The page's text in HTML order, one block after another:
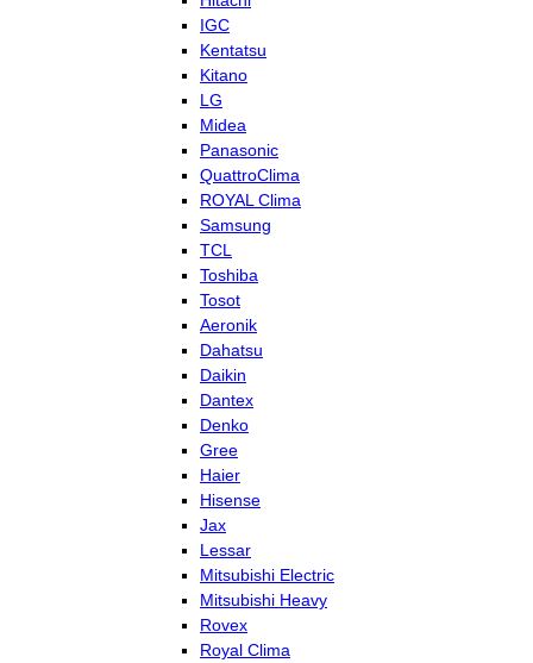
IGC
Kentatsu
Kitano
LG
Midea
Panasonic
QuattroClima
ROYAL Clima
Samsung
TCL
Toshiba
Tosot
Aeronik
Dahatsu
Daikin
Dantex
Denko
Gree
Haier
Hisense
Jax
Lessar
Mitsubishi Electric
Mitsubishi Heavy
Rovex
Royal Clima